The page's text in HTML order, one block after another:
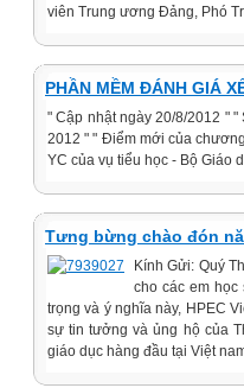
viên Trung ương Đảng, Phó
PHẦN MỀM ĐÁNH GIÁ
" Cập nhật ngày 20/8/2012 "
2012 " " Điểm mới của
YC của vụ tiểu học - Bộ Giáo
Tưng bừng chào đón
Kính Gửi: Quý
cho các em học
trọng và ý nghĩa này, HPEC
sự tin tưởng và ủng hộ của
giáo dục hàng đầu tại Việt